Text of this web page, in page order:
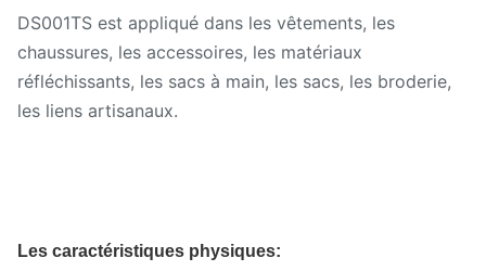
DS001TS est appliqué dans les vêtements, les
chaussures, les accessoires, les matériaux
réfléchissants, les sacs à main, les sacs, les broderie,
les liens artisanaux.
Les caractéristiques physiques: